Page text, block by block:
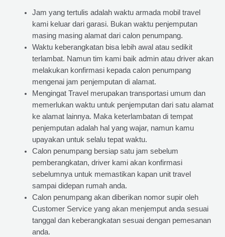
Jam yang tertulis adalah waktu armada mobil travel
kami keluar dari garasi. Bukan waktu penjemputan
masing masing alamat dari calon penumpang.
Waktu keberangkatan bisa lebih awal atau sedikit
terlambat. Namun tim kami baik admin atau driver akan
melakukan konfirmasi kepada calon penumpang
mengenai jam penjemputan di alamat.
Mengingat Travel merupakan transportasi umum dan
memerlukan waktu untuk penjemputan dari satu alamat
ke alamat lainnya. Maka keterlambatan di tempat
penjemputan adalah hal yang wajar, namun kamu
upayakan untuk selalu tepat waktu.
Calon penumpang bersiap satu jam sebelum
pemberangkatan, driver kami akan konfirmasi
sebelumnya untuk memastikan kapan unit travel
sampai didepan rumah anda.
Calon penumpang akan diberikan nomor supir oleh
Customer Service yang akan menjemput anda sesuai
tanggal dan keberangkatan sesuai dengan pemesanan
anda.